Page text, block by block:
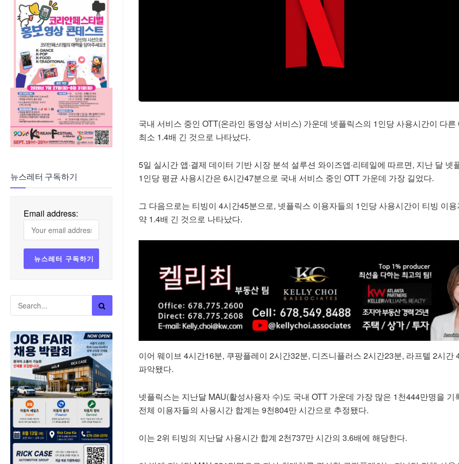
뉴스레터 구독하기
Email address:
국내 서비스 중인 OTT(온라인 동영상 서비스) 가운데 넷플릭스의 1인당 사용시간이 다른
최소 1.4배 긴 것으로 나타났다.
5일 실시간 앱·결제 데이터 기반 시장 분석 설루션 와이즈앱·리테일에 따르면, 지난 달 넷
1인당 평균 사용시간은 6시간47분으로 국내 서비스 중인 OTT 가운데 가장 길었다.
그 다음으로는 티빙이 4시간45분으로, 넷플릭스 이용자들의 1인당 사용시간이 티빙 이
약 1.4배 긴 것으로 나타났다.
이어 웨이브 4시간16분, 쿠팡플레이 2시간32분, 디즈니플러스 2시간23분, 라프텔 2시간
파악됐다.
넷플릭스는 지난달 MAU(활성사용자 수)도 국내 OTT 가운데 가장 많은 1천444만명을 기
전체 이용자들의 사용시간 합계는 9천804만 시간으로 추정됐다.
이는 2위 티빙의 지난달 사용시간 합계 2천737만 시간의 3.6배에 해당한다.